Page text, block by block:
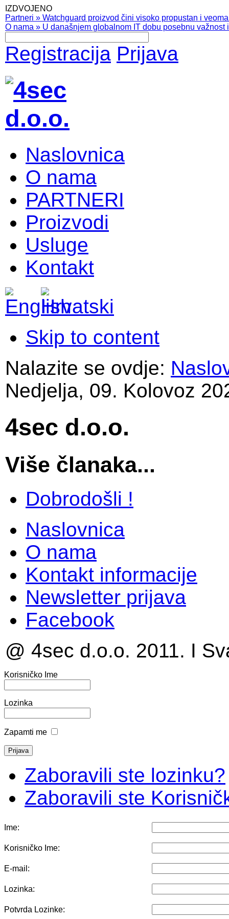
IZDVOJENO
Partneri » Watchguard proizvod čini visoko propustan i
O nama » U današnjem globalnom IT dobu posebnu
Registracija Prijava
Naslovnica
O nama
PARTNERI
Proizvodi
Usluge
Kontakt
Skip to content
Nalazite se ovdje:
Nedjelja, 09. Kolovoz
4sec d.o.o.
Više članaka...
Dobrodošli !
Naslovnica
O nama
Kontakt informacije
Newsletter prijava
Facebook
@ 4sec d.o.o. 2011. I
Korisničko Ime
Lozinka
Zapamti me
Zaboravili ste lozinku?
Zaboravili ste
Ime:
Korisničko Ime:
E-mail:
Lozinka:
Potvrda Lozinke: